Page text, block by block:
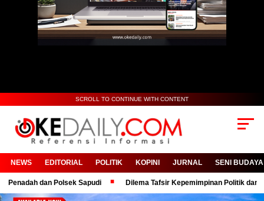
SCROLL TO CONTINUE WITH CONTENT
NEWS EDITORIAL POLITIK KOPINI JURNAL SENI BUDAYA
dan Polsek Sapudi Dilema Tafsir Kepemimpinan Politik dan